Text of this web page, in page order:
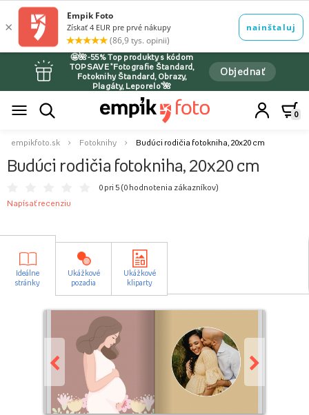
🤩🌺-55% Top produkty s kódom
TOPSAVE *Fotografie Štandard,
Fotoknihy Štandard, Obrazy,
Plagáty, Leporelo*🌺
Objednať
0
empikfoto.sk Fotoknihy Budúci rodičia fotokniha, 20x20 cm
Budúci rodičia fotokniha, 20x20 cm
0 pri 5 (0 hodnotenia zákazníkov)
Napísať recenziu
Ideálne
stránky
Ukážkové
pozadia
Ukážkové
kliparty